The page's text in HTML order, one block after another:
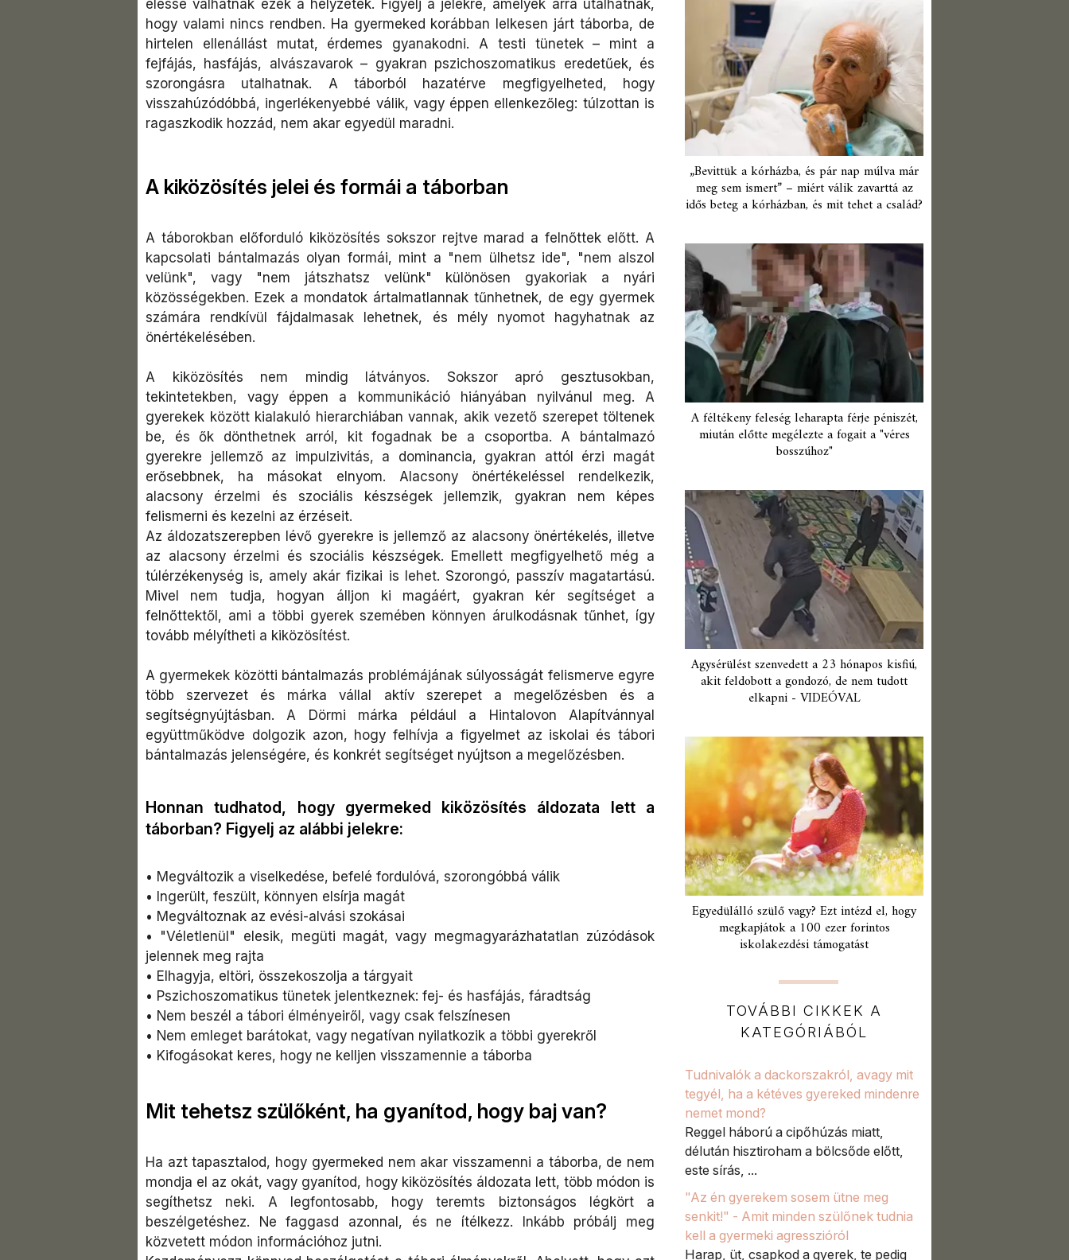
hogy valami nincs rendben. Ha gyermeked korábban lelkesen járt táborba, de
hirtelen ellenállást mutat, érdemes gyanakodni. A testi tünetek – mint a
fejfájás, hasfájás, alvászavarok – gyakran pszichoszomatikus eredetűek, és
szorongásra utalhatnak. A táborból hazatérve megfigyelheted, hogy
visszahúzódóbbá, ingerlékenyebbé válik, vagy éppen ellenkezőleg: túlzottan is
ragaszkodik hozzád, nem akar egyedül maradni.
A kiközösítés jelei és formái a táborban
A táborokban előforduló kiközösítés sokszor rejtve marad a felnőttek előtt. A
kapcsolati bántalmazás olyan formái, mint a "nem ülhetsz ide", "nem alszol
velünk", vagy "nem játszhatsz velünk" különösen gyakoriak a nyári
közösségekben. Ezek a mondatok ártalmatlannak tűnhetnek, de egy gyermek
számára rendkívül fájdalmasak lehetnek, és mély nyomot hagyhatnak az
önértékelésében.
A kiközösítés nem mindig látványos. Sokszor apró gesztusokban,
tekintetekben, vagy éppen a kommunikáció hiányában nyilvánul meg. A
gyerekek között kialakuló hierarchiában vannak, akik vezető szerepet töltenek
be, és ők dönthetnek arról, kit fogadnak be a csoportba. A bántalmazó
gyerekre jellemző az impulzivitás, a dominancia, gyakran attól érzi magát
erősebbnek, ha másokat elnyom. Alacsony önértékeléssel rendelkezik,
alacsony érzelmi és szociális készségek jellemzik, gyakran nem képes
felismerni és kezelni az érzéseit.
Az áldozatszerepben lévő gyerekre is jellemző az alacsony önértékelés, illetve
az alacsony érzelmi és szociális készségek. Emellett megfigyelhető még a
túlérzékenység is, amely akár fizikai is lehet. Szorongó, passzív magatartású.
Mivel nem tudja, hogyan álljon ki magáért, gyakran kér segítséget a
felnőttektől, ami a többi gyerek szemében könnyen árulkodásnak tűnhet, így
tovább mélyítheti a kiközösítést.
A gyermekek közötti bántalmazás problémájának súlyosságát felismerve egyre
több szervezet és márka vállal aktív szerepet a megelőzésben és a
segítségnyújtásban. A Dörmi márka például a Hintalovon Alapítvánnyal
együttműködve dolgozik azon, hogy felhívja a figyelmet az iskolai és tábori
bántalmazás jelenségére, és konkrét segítséget nyújtson a megelőzésben.
Honnan tudhatod, hogy gyermeked kiközösítés áldozata lett a
táborban? Figyelj az alábbi jelekre:
• Megváltozik a viselkedése, befelé fordulóvá, szorongóbbá válik
• Ingerült, feszült, könnyen elsírja magát
• Megváltoznak az evési-alvási szokásai
•
"Véletlenül" elesik, megüti magát, vagy megmagyarázhatatlan zúzódások
jelennek meg rajta
• Elhagyja, eltöri, összekoszolja a tárgyait
• Pszichoszomatikus tünetek jelentkeznek: fej- és hasfájás, fáradtság
• Nem beszél a tábori élményeiről, vagy csak felszínesen
• Nem emleget barátokat, vagy negatívan nyilatkozik a többi gyerekről
• Kifogásokat keres, hogy ne kelljen visszamennie a táborba
Mit tehetsz szülőként, ha gyanítod, hogy baj van?
Ha azt tapasztalod, hogy gyermeked nem akar visszamenni a táborba, de nem
mondja el az okát, vagy gyanítod, hogy kiközösítés áldozata lett, több módon is
segíthetsz neki. A legfontosabb, hogy teremts biztonságos légkört a
beszélgetéshez. Ne faggasd azonnal, és ne ítélkezz. Inkább próbálj meg
közvetett módon információhoz jutni.
„Bevittük a kórházba, és pár nap múlva már
meg sem ismert” – miért válik zavarttá az
idős beteg a kórházban, és mit tehet a család?
A féltékeny feleség leharapta férje péniszét,
miután előtte megélezte a fogait a "véres
bosszúhoz"
Agysérülést szenvedett a 23 hónapos kisfiú,
akit feldobott a gondozó, de nem tudott
elkapni - VIDEÓVAL
Egyedülálló szülő vagy? Ezt intézd el, hogy
megkapjátok a 100 ezer forintos
iskolakezdési támogatást
TOVÁBBI CIKKEK A
KATEGÓRIÁBÓL
Tudnivalók a dackorszakról, avagy mit
tegyél, ha a kétéves gyereked mindenre
nemet mond?
Reggel háború a cipőhúzás miatt,
délután hisztiroham a bölcsőde előtt,
este sírás, ...
"Az én gyerekem sosem ütne meg
senkit!" - Amit minden szülőnek tudnia
kell a gyermeki agresszióról
Harap, üt, csapkod a gyerek, te pedig